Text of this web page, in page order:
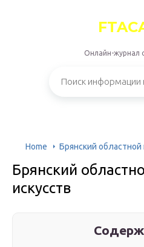
Онлайн-журнал
Home Брянский
Брянский
искусств